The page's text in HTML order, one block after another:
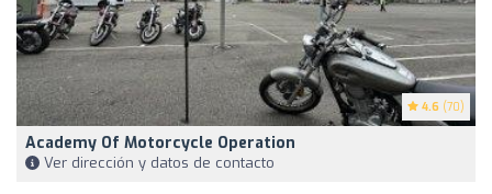
4.6 (70)
Academy Of Motorcycle Operation
Ver dirección y datos de contacto